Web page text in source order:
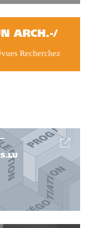
ARCH.-/
Recherchez